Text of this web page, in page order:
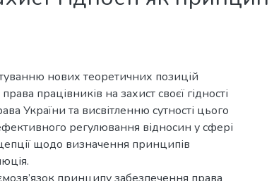
нових теоретичних позицій
працівників на захист своєї гідності
України та висвітленню сутності цього
регулювання відносин у сфері
щодо визначення принципів